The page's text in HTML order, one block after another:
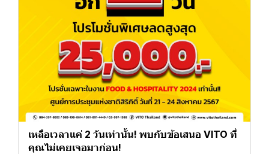
เหลือเวลาแค่ 2 วันเท่านั้น! พบกับข้อเสนอ VITO ที่
คุณไม่เคยเจอมาก่อน!